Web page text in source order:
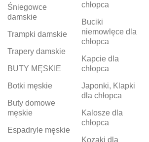
Śniegowce
damskie
Trampki damskie
Trapery damskie
BUTY MĘSKIE
Botki męskie
Buty domowe
męskie
Espadryle męskie
chłopca
Buciki
niemowlęce dla
chłopca
Kapcie dla
chłopca
Japonki, Klapki
dla chłopca
Kalosze dla
chłopca
Kozaki dla